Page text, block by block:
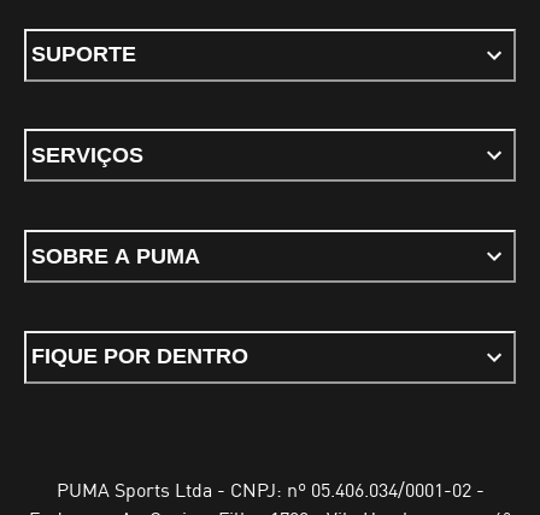
SUPORTE
SERVIÇOS
SOBRE A PUMA
FIQUE POR DENTRO
PUMA Sports Ltda - CNPJ: nº 05.406.034/0001-02 -